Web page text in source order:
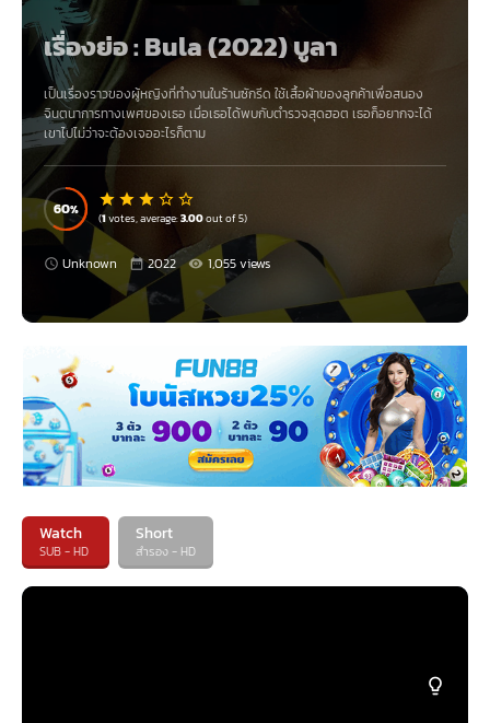
เรื่องย่อ : Bula (2022) บูลา
เป็นเรื่องราวของผู้หญิงที่ทำงานในร้านซักรีด ใช้เสื้อผ้าของลูกค้าเพื่อสนอง
จินตนาการทางเพศของเธอ เมื่อเธอได้พบกับตำรวจสุดฮอต เธอก็อยากจะได้
เขาไปไม่ว่าจะต้องเจออะไรก็ตาม
60 (1votes, average:3.00out of 5)
Unknown 2022 1,055 views
Watch
SUB - HD
Short
สำรอง - HD